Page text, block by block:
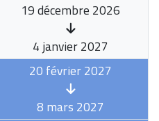
19 décembre 2026
4 janvier 2027
20 février 2027
8 mars 2027